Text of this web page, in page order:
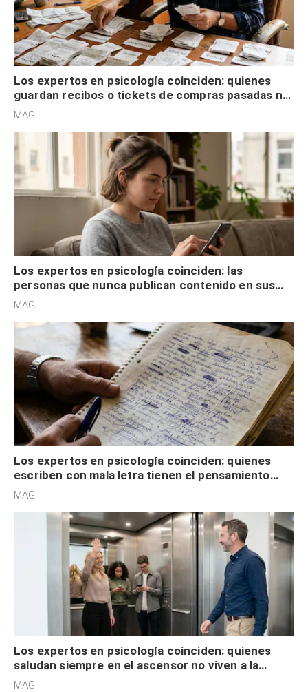
Los expertos en psicología coinciden: quienes
guardan recibos o tickets de compras pasadas no
son acumuladores, sino que tienen necesidad de
MAG.
Los expertos en psicología coinciden: las
personas que nunca publican contenido en sus
redes sociales no pretenden buscar validación
MAG.
Los expertos en psicología coinciden: quienes
escriben con mala letra tienen el pensamiento
acelerado y no lo hacen por desinterés
MAG.
Los expertos en psicología coinciden: quienes
saludan siempre en el ascensor no viven a la
defensiva y tienen apertura social
MAG.